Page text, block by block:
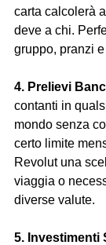
carta calcolerà
deve a chi.
gruppo, pranzi
4. Prelievi
contanti in
mondo senza
certo limite
Revolut una
viaggia o
diverse valute.
5. Investimenti